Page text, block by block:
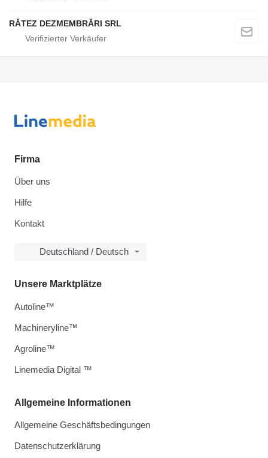
RĂTEZ DEZMEMBRĂRI SRL
Firma
Über uns
Hilfe
Kontakt
Deutschland / Deutsch
Allgemeine Informationen
Allgemeine Geschäftsbedingungen
Datenschutzerklärung
Unsere Marktplätze
Autoline™
Machineryline™
Agroline™
Linemedia Digital ™